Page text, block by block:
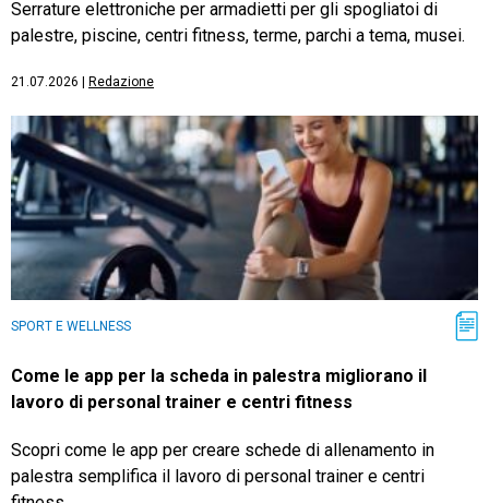
Serrature elettroniche per armadietti per gli spogliatoi di
palestre, piscine, centri fitness, terme, parchi a tema, musei.
21.07.2026 Redazione
SPORT E WELLNESS
Come le app per la scheda in palestra migliorano il
lavoro di personal trainer e centri fitness
Scopri come le app per creare schede di allenamento in
palestra semplifica il lavoro di personal trainer e centri